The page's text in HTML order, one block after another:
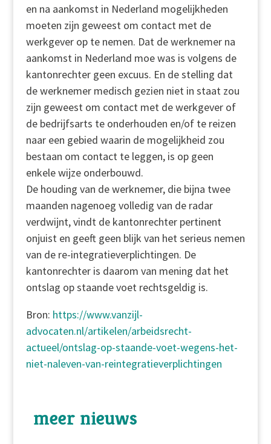
en na aankomst in Nederland mogelijkheden
moeten zijn geweest om contact met de
werkgever op te nemen. Dat de werknemer na
aankomst in Nederland moe was is volgens de
kantonrechter geen excuus. En de stelling dat
de werknemer medisch gezien niet in staat zou
zijn geweest om contact met de werkgever of
de bedrijfsarts te onderhouden en/of te reizen
naar een gebied waarin de mogelijkheid zou
bestaan om contact te leggen, is op geen
enkele wijze onderbouwd.
De houding van de werknemer, die bijna twee
maanden nagenoeg volledig van de radar
verdwijnt, vindt de kantonrechter pertinent
onjuist en geeft geen blijk van het serieus nemen
van de re-integratieverplichtingen. De
kantonrechter is daarom van mening dat het
ontslag op staande voet rechtsgeldig is.
Bron: https://www.vanzijl-
advocaten.nl/artikelen/arbeidsrecht-
actueel/ontslag-op-staande-voet-wegens-het-
niet-naleven-van-reintegratieverplichtingen
meer nieuws